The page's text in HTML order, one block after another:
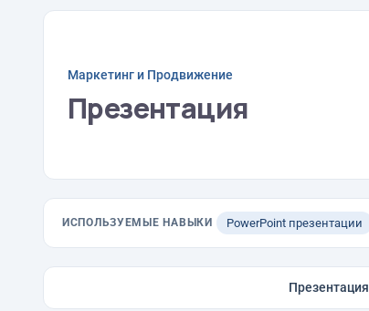
Маркетинг и Продвижение
Презентация
ИСПОЛЬЗУЕМЫЕ НАВЫКИ PowerPoint презентации
Презентация